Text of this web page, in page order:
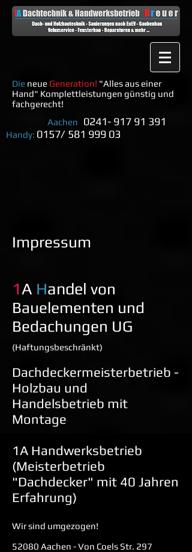
Die neue Generation! "Alles aus einer
Hand" Komplettleistungen günstig und
fachgerecht!
Aachen
0241- 917 91 391
Handy: 0157/ 581 999 03
Impressum
1A Handel von
Bauelementen und
Bedachungen UG
(Haftungsbeschränkt)
Dachdeckermeisterbetrieb -
Holzbau und
Handelsbetrieb mit
Montage
1A Handwerksbetrieb
(Meisterbetrieb
"Dachdecker" mit 40 Jahren
Erfahrung)
Wir sind umgezogen!
52080 Aachen - Von Coels Str. 297